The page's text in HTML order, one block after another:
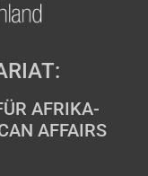
AFRIKA-
AFFAIRS